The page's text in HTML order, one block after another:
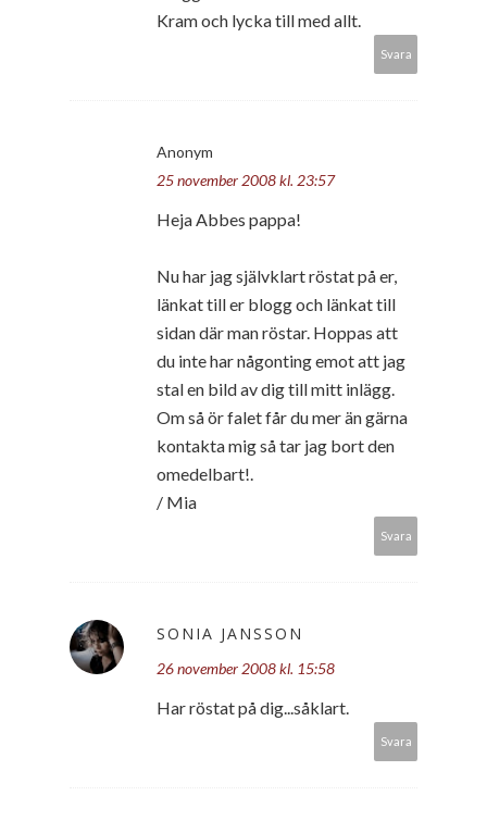
Kram och lycka till med allt.
Svara
Anonym
25 november 2008 kl. 23:57
Heja Abbes pappa!
Nu har jag självklart röstat på er,
länkat till er blogg och länkat till
sidan där man röstar. Hoppas att
du inte har någonting emot att jag
stal en bild av dig till mitt inlägg.
Om så ör falet får du mer än gärna
kontakta mig så tar jag bort den
omedelbart!.
/ Mia
Svara
SONIA JANSSON
26 november 2008 kl. 15:58
Har röstat på dig...såklart.
Svara